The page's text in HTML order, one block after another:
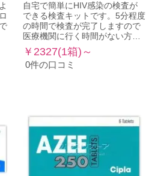
自宅で簡単にHIV感染の検査が
できる検査キットです。5分程度
の時間で検査が完了しますので
医療機関に行く時間がない方…
￥2327(1箱)～
0件の口コミ